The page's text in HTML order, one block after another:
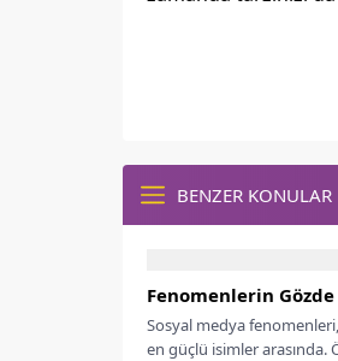
BENZER KONULAR
Fenomenlerin Gözde
Sosyal medya
en güçlü isimler arasında.